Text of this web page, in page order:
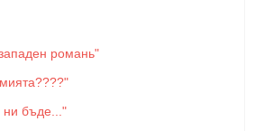
романь"
бъде..."